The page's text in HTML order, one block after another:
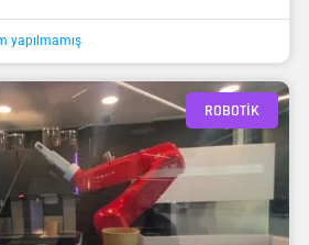
yapılmamış
ROBOTIK